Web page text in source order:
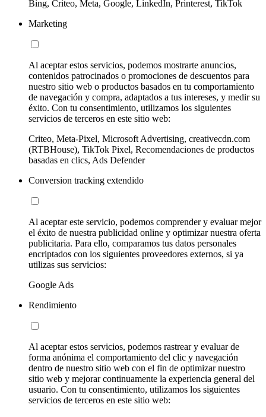
Bing, Criteo, Meta, Google, LinkedIn, Printerest, TikTok
Marketing
Al aceptar estos servicios, podemos mostrarte anuncios,
contenidos patrocinados o promociones de descuentos para
nuestro sitio web o productos basados en tu comportamiento
de navegación y compra, adaptados a tus intereses, y medir su
éxito. Con tu consentimiento, utilizamos los siguientes
servicios de terceros en este sitio web:
Criteo, Meta-Pixel, Microsoft Advertising, creativecdn.com
(RTBHouse), TikTok Pixel, Recomendaciones de productos
basadas en clics, Ads Defender
Conversion tracking extendido
Al aceptar este servicio, podemos comprender y evaluar mejor
el éxito de nuestra publicidad online y optimizar nuestra oferta
publicitaria. Para ello, comparamos tus datos personales
encriptados con los siguientes proveedores externos, si ya
utilizas sus servicios:
Google Ads
Rendimiento
Al aceptar estos servicios, podemos rastrear y evaluar de
forma anónima el comportamiento del clic y navegación
dentro de nuestro sitio web con el fin de optimizar nuestro
sitio web y mejorar continuamente la experiencia general del
usuario. Con tu consentimiento, utilizamos los siguientes
servicios de terceros en este sitio web: